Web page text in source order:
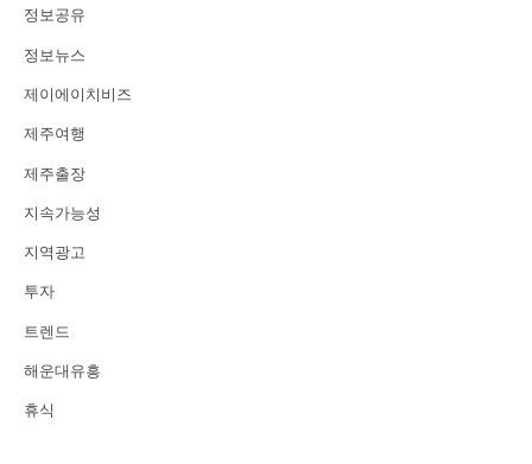
정보공유
정보뉴스
제이에이치비즈
제주여행
제주출장
지속가능성
지역광고
투자
트렌드
해운대유흥
휴식